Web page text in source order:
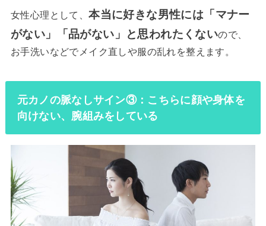
女性心理として、本当に好きな男性には「マナー
がない」「品がない」と思われたくないので、
お手洗いなどでメイク直しや服の乱れを整えます。
元カノの脈なしサイン③：こちらに顔や身体を
向けない、腕組みをしている